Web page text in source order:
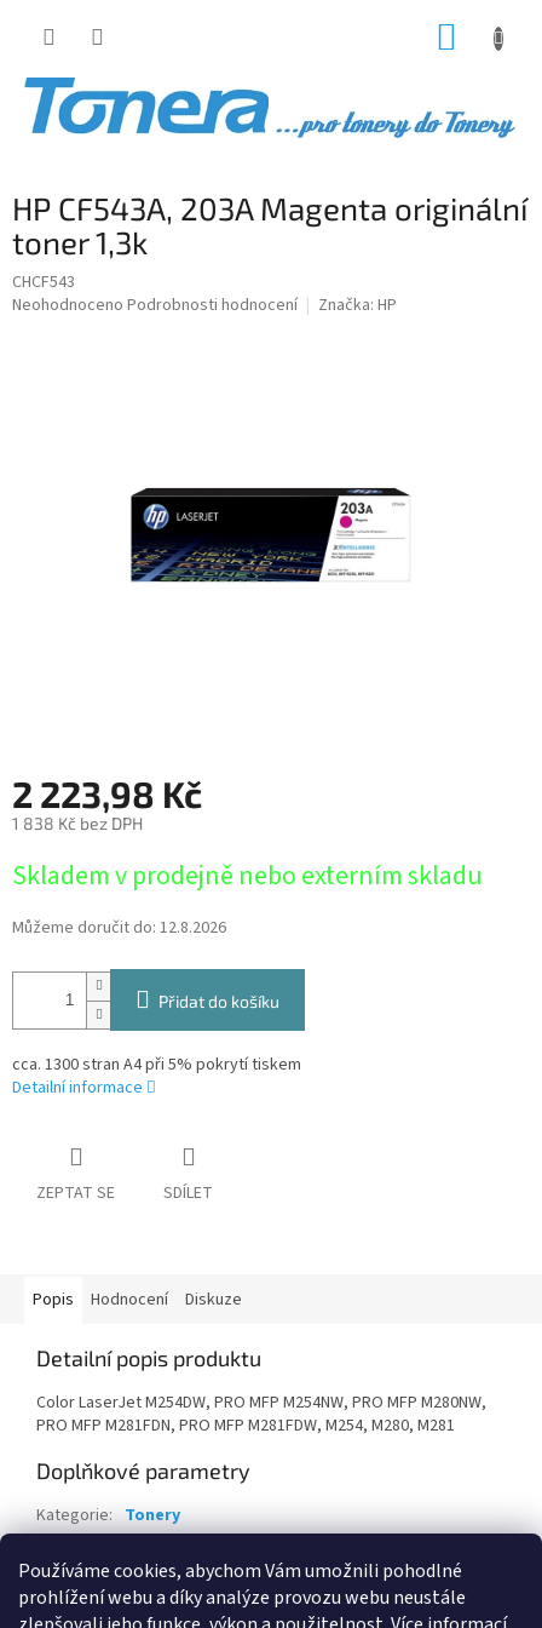
Používáme cookies, abychom Vám umožnili pohodlné
prohlížení webu a díky analýze provozu webu neustále
HP CF543A, 203A Magenta originální
toner 1,3k
CHCF543
Průměrné
Neohodnoceno Podrobnosti hodnocení Značka: HP
2 223,98 Kč
1 838 Kč bez DPH
cena:
Skladem v prodejně nebo externím skladu
Můžeme doručit do: 12.8.2026
Přidat do košíku
cca. 1300 stran A4 při 5% pokrytí tiskem
Detailní informace
ZEPTAT SE SDÍLET
Popis Hodnocení Diskuze
Detailní popis produktu
Color LaserJet M254DW, PRO MFP M254NW, PRO MFP M280NW,
PRO MFP M281FDN, PRO MFP M281FDW, M254, M280, M281
Doplňkové parametry
Kategorie: Tonery
EAN: 190781107118